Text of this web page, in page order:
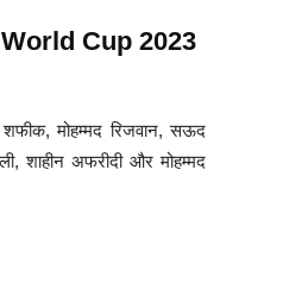
World Cup 2023
मोहम्मद रिजवान, सऊद
शाहीन अफरीदी और मोहम्मद